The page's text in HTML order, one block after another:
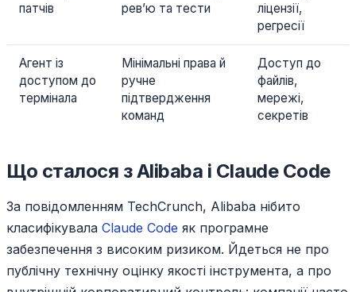
патчів
рев’ю та тести
ліцензії,
регресії
Агент із
доступом до
термінала
Мінімальні права й
ручне
підтвердження
команд
Доступ до
файлів,
мережі,
секретів
Що сталося з Alibaba і Claude Code
За повідомленням TechCrunch, Alibaba нібито
класифікувала Claude Code як програмне
забезпечення з високим ризиком. Йдеться не про
публічну технічну оцінку якості інструмента, а про